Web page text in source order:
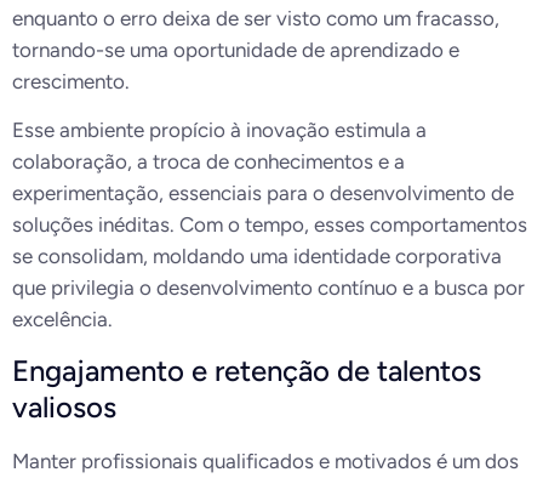
enquanto o erro deixa de ser visto como um fracasso,
tornando-se uma oportunidade de aprendizado e
crescimento.
Esse ambiente propício à inovação estimula a
colaboração, a troca de conhecimentos e a
experimentação, essenciais para o desenvolvimento de
soluções inéditas. Com o tempo, esses comportamentos
se consolidam, moldando uma identidade corporativa
que privilegia o desenvolvimento contínuo e a busca por
excelência.
Engajamento e retenção de talentos
valiosos
Manter profissionais qualificados e motivados é um dos